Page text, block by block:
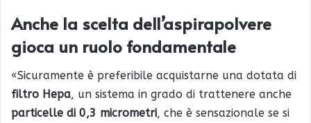
Anche la scelta dell’aspirapolvere
gioca un ruolo fondamentale
«Sicuramente è preferibile acquistarne una dotata di
filtro Hepa, un sistema in grado di trattenere anche
particelle di 0,3 micrometri, che è sensazionale se si